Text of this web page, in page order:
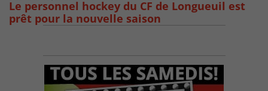
Le personnel hockey du CF de Longueuil est
prêt pour la nouvelle saison